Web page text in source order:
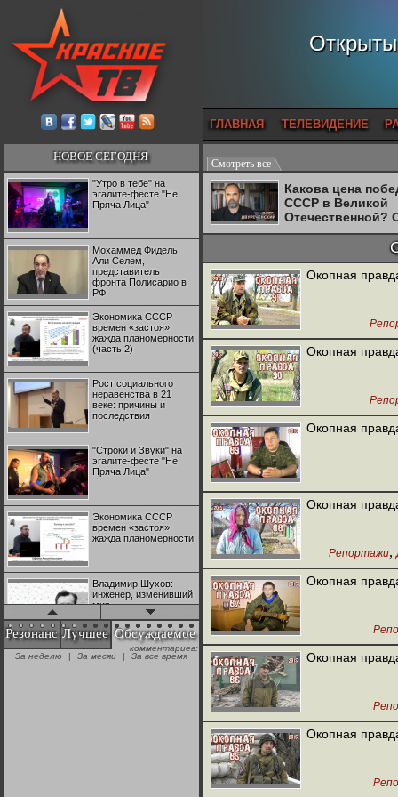
ГЛАВНАЯ ТЕЛЕВИДЕНИЕ
НОВОЕ СЕГОДНЯ
"Утро в тебе" на
эгалите-фесте "Не
Пряча Лица"
Мохаммед Фидель
Али Селем,
представитель
фронта Полисарио в
РФ
Экономика СССР
времен «застоя»:
жажда планомерности
(часть 2)
Рост социального
неравенства в 21
веке: причины и
последствия
"Строки и Звуки" на
эгалите-фесте "Не
Пряча Лица"
Экономика СССР
времен «застоя»:
жажда планомерности
Владимир Шухов:
инженер, изменивший
мир
"Аркадий Коц" на
эгалите-фесте "Не
Резонанс Лучшее Обсуждаемое
комментариев:
За неделю
| За месяц | За все время
Смотреть все
Какова цена
СССР в Великой
Отечественной?
Двуреченский о
Окопная
Окопная
Окопная
Окопная
Репортажи,
Окопная
Окопная
Окопная